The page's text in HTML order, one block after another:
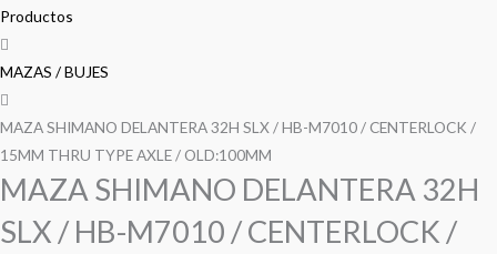
Productos
MAZAS / BUJES
MAZA SHIMANO DELANTERA 32H SLX / HB-M7010 / CENTERLOCK /
15MM THRU TYPE AXLE / OLD:100MM
MAZA SHIMANO DELANTERA 32H
SLX / HB-M7010 / CENTERLOCK /
S/ 243.00.S/ 235.00.
DELANTERA
32H
SLX
/
HB-
M7010
/
/
S/ 243.00.S/ 235.00.